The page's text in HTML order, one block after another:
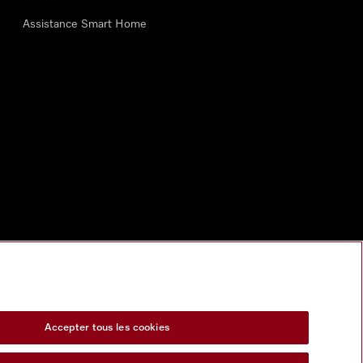
Assistance Smart Home
Accepter tous les cookies